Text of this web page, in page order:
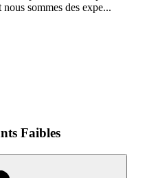
sommes des expe...
Faibles